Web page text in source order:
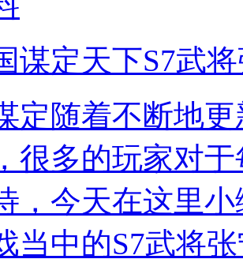
谋定天下S7武
定随着不断地
很多的玩家对
，今天在这里
当中的S7武将